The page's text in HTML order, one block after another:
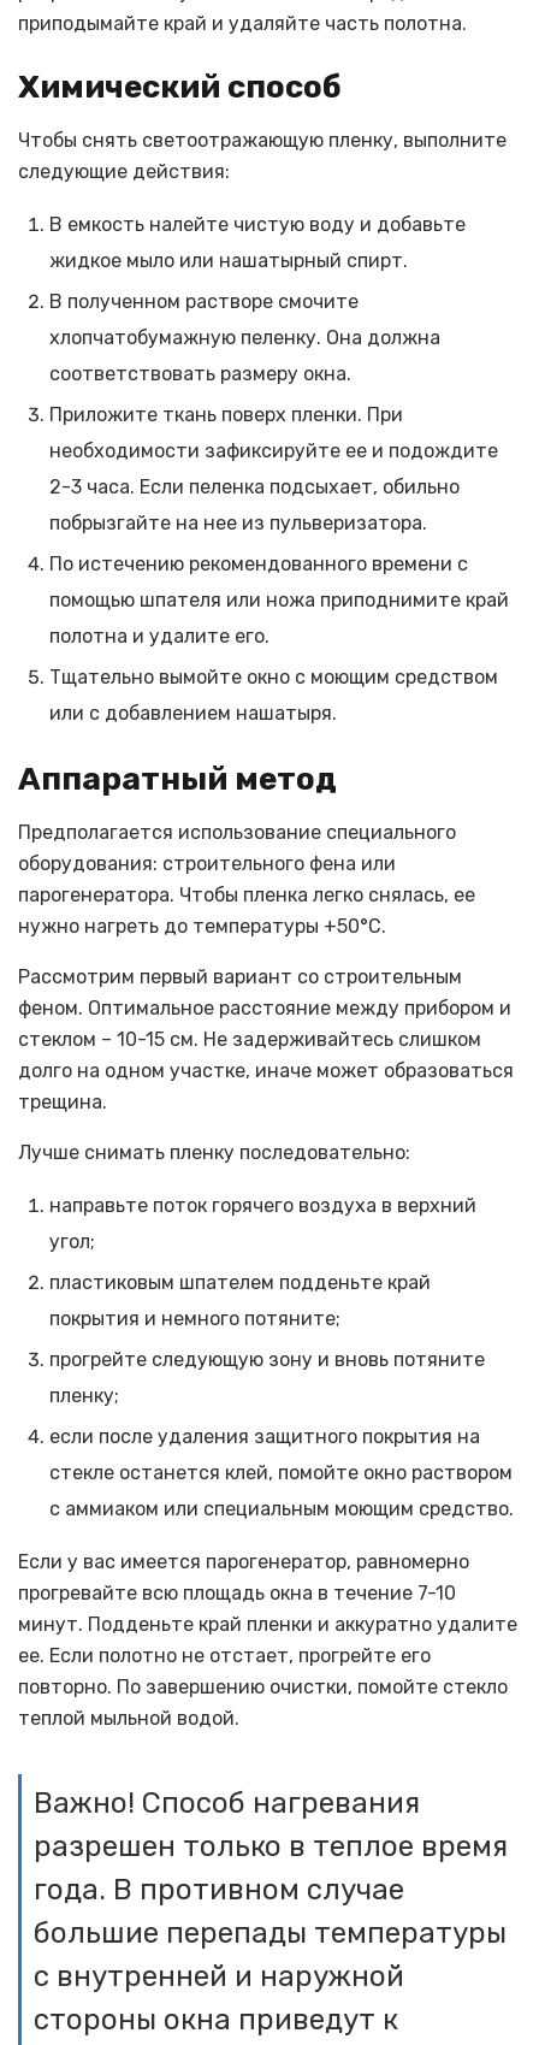
приподымайте край и удаляйте часть полотна.
Химический способ
Чтобы снять светоотражающую пленку, выполните
следующие действия:
В емкость налейте чистую воду и добавьте
жидкое мыло или нашатырный спирт.
В полученном растворе смочите
хлопчатобумажную пеленку. Она должна
соответствовать размеру окна.
Приложите ткань поверх пленки. При
необходимости зафиксируйте ее и подождите
2-3 часа. Если пеленка подсыхает, обильно
побрызгайте на нее из пульверизатора.
По истечению рекомендованного времени с
помощью шпателя или ножа приподнимите край
полотна и удалите его.
Тщательно вымойте окно с моющим средством
или с добавлением нашатыря.
Аппаратный метод
Предполагается использование специального
оборудования: строительного фена или
парогенератора. Чтобы пленка легко снялась, ее
нужно нагреть до температуры +50°С.
Рассмотрим первый вариант со строительным
феном. Оптимальное расстояние между прибором и
стеклом – 10-15 см. Не задерживайтесь слишком
долго на одном участке, иначе может образоваться
трещина.
Лучше снимать пленку последовательно:
направьте поток горячего воздуха в верхний
угол;
пластиковым шпателем подденьте край
покрытия и немного потяните;
прогрейте следующую зону и вновь потяните
пленку;
если после удаления защитного покрытия на
стекле останется клей, помойте окно раствором
с аммиаком или специальным моющим средство.
Если у вас имеется парогенератор, равномерно
прогревайте всю площадь окна в течение 7-10
минут. Подденьте край пленки и аккуратно удалите
ее. Если полотно не отстает, прогрейте его
повторно. По завершению очистки, помойте стекло
теплой мыльной водой.
Важно! Способ нагревания
разрешен только в теплое время
года. В противном случае
большие перепады температуры
с внутренней и наружной
стороны окна приведут к